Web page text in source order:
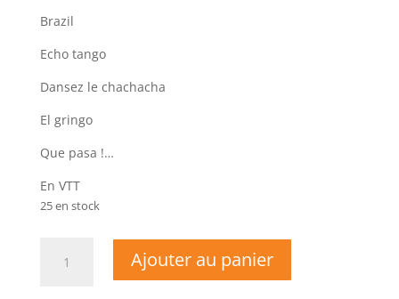
Brazil
Echo tango
Dansez le chachacha
El gringo
Que pasa !…
En VTT
25 en stock
Ajouter au panier